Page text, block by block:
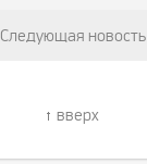
Следующая новость
вверх